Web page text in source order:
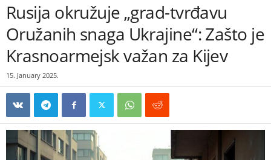
Rusija okružuje „grad-tvrđavu
Oružanih snaga Ukrajine“: Zašto je
Krasnoarmejsk važan za Kijev
15. January 2025.